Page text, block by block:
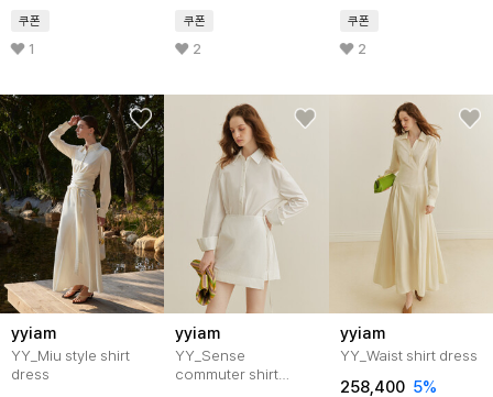
쿠폰
1
쿠폰
2
쿠폰
2
yyiam
YY_Miu style shirt
dress
yyiam
YY_Sense
commuter shirt
yyiam
YY_Waist shirt dress
258,400 5%